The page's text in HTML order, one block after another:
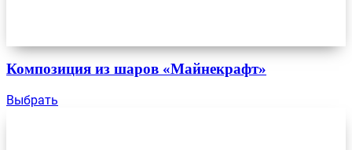
Композиция из шаров «Майнекрафт»
Выбрать